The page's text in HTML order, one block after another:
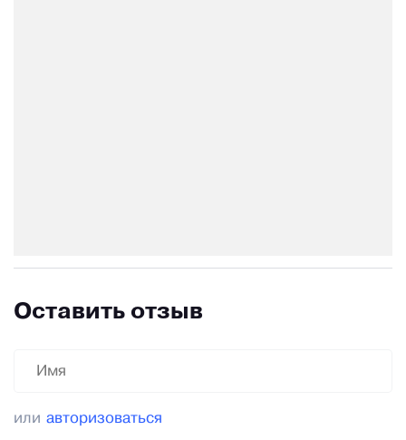
Оставить отзыв
или авторизоваться